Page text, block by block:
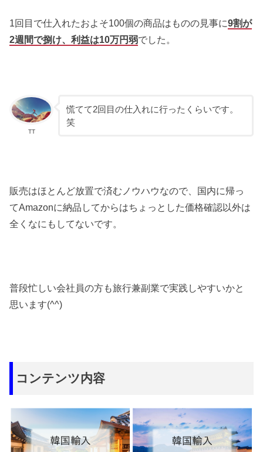
1回目で仕入れたおよそ100個の商品はものの見事に9割が
2週間で捌け、利益は10万円弱でした。
TT
慌てて2回目の仕入れに行ったくらいです。
笑
販売はほとんど放置で済むノウハウなので、国内に帰っ
てAmazonに納品してからはちょっとした価格確認以外は
全くなにもしてないです。
普段忙しい会社員の方も旅行兼副業で実践しやすいかと
思います(^^)
コンテンツ内容